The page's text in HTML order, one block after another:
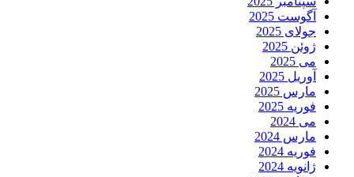
آگوست 2025
جولای 2025
ژوئن 2025
می 2025
آوریل 2025
مارس 2025
فوریه 2025
می 2024
مارس 2024
فوریه 2024
ژانویه 2024